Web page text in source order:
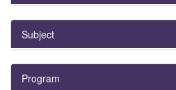
Subject
Program